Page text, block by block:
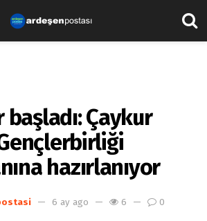
başladı: Çaykur
hazırlanıyor
6 ay ago 6 0